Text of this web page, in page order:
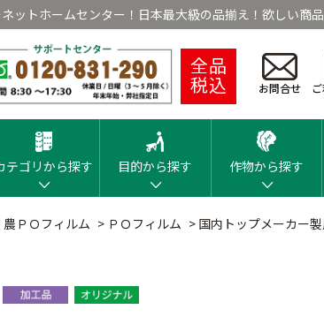
ットホームセンター！日本最大級の品揃え！欲しい商品
全品
税込 お問合せ
テゴリから探す 目的から探す 作物から探す
農ＰＯフィルム > ＰＯフィルム > 国内トップメーカー